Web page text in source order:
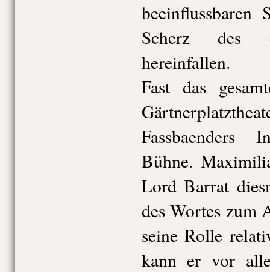
beeinflussbaren
Scherz des
hereinfallen.
Fast das
Fassbaenders
Bühne.
Lord Barrat
des Wortes zum
seine Rolle
kann er vor